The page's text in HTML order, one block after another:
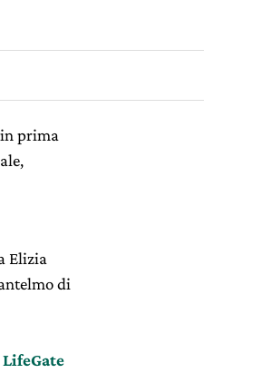
prima
Elizia
di